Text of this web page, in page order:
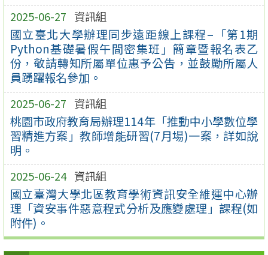
2025-06-27 資訊組
國立臺北大學辦理同步遠距線上課程–「第1期
Python基礎暑假午間密集班」簡章暨報名表乙
份，敬請轉知所屬單位惠予公告，並鼓勵所屬人
員踴躍報名參加。
2025-06-27 資訊組
桃園市政府教育局辦理114年「推動中小學數位學
習精進方案」教師增能研習(7月場)一案，詳如說
明。
2025-06-24 資訊組
國立臺灣大學北區教育學術資訊安全維運中心辦
理「資安事件惡意程式分析及應變處理」課程(如
附件)。